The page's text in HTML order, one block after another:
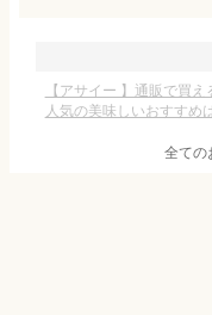
【アサイー 】通販で買
人気の美味しいおすすめ
全ての